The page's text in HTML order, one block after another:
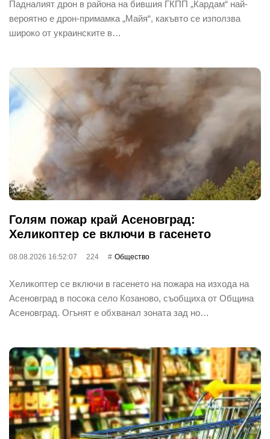
Падналият дрон в района на бившия ГКПП „Кардам“ най-
вероятно е дрон-примамка „Майя“, какъвто се използва
широко от украинските в…
Голям пожар край Асеновград:
Хеликоптер се включи в гасенето
08.08.2026 16:52:07 224 Общество
Хеликоптер се включи в гасенето на пожара на изхода на
Асеновград в посока село Козаново, съобщиха от Община
Асеновград. Огънят е обхванал зоната зад но…